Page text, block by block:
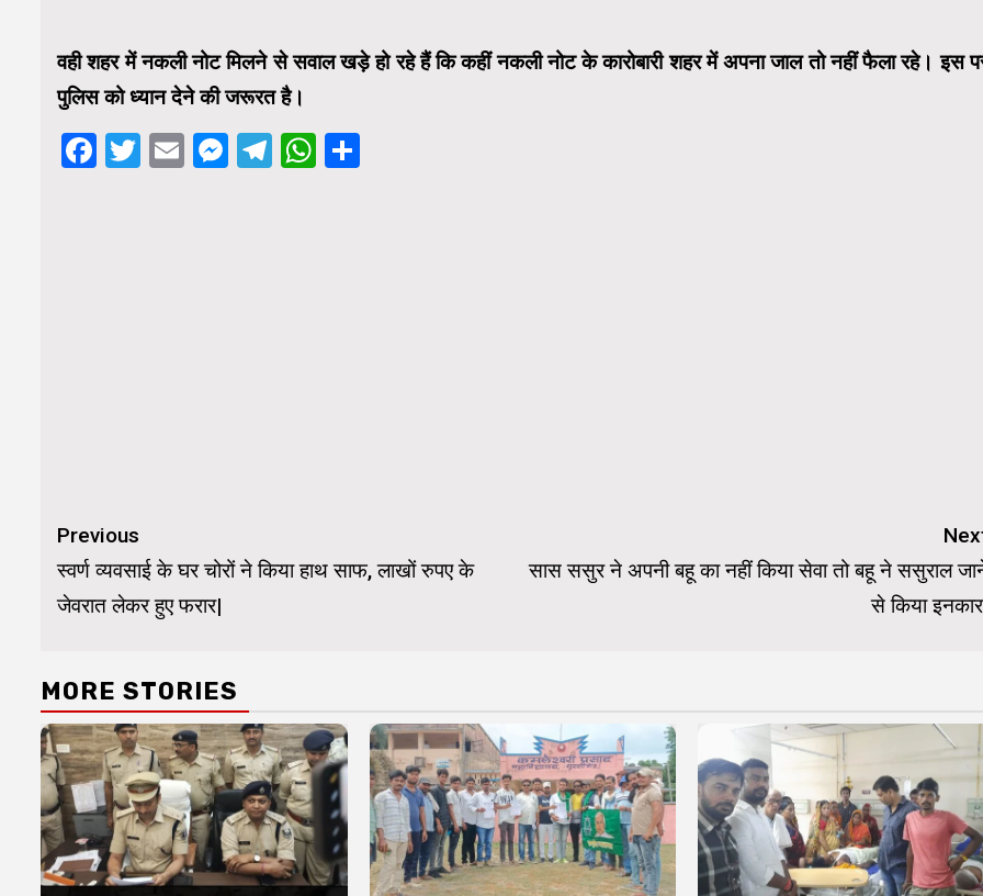
वही शहर में नकली नोट मिलने से सवाल खड़े हो रहे हैं कि कहीं नकली नोट के कारोबारी शहर में अपना जाल तो नहीं फैला रहे। इस
पुलिस को ध्यान देने की जरूरत है।
Facebook
Twitter
EmailMessenger
Telegram
WhatsApp
Continue
Reading
Previous
स्वर्ण व्यवसाई के घर चोरों ने किया हाथ साफ, लाखों रुपए के
जेवरात लेकर हुए फरार|
सास ससुर ने अपनी बहू का नहीं किया सेवा तो बहू ने ससुराल
से किया
MORE STORIES